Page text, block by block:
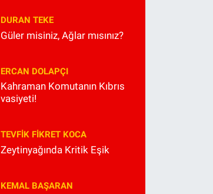
DURAN TEKE
Güler misiniz, Ağlar mısınız?
ERCAN DOLAPÇI
Kahraman Komutanın Kıbrıs
vasiyeti!
TEVFIK FIKRET KOCA
Zeytinyağında Kritik Eşik
KEMAL BAŞARAN